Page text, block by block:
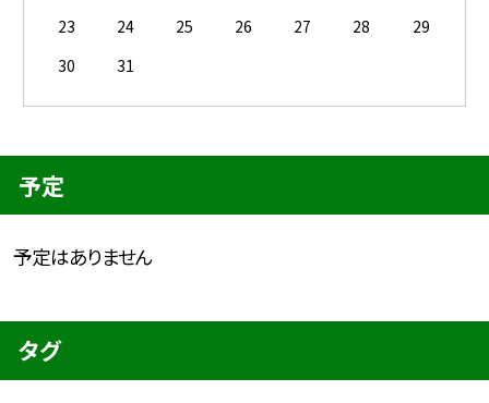
23
24 25 26 27 28
29
30
31
予定
予定はありません
タグ